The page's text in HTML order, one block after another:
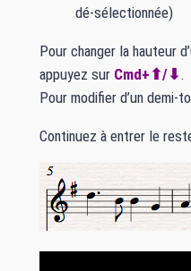
dé-sélectionnée)
Pour changer la hauteur
appuyez sur Cmd+⬆︎/⬇︎.
Pour modifier d’un demi-
Continuez à entrer le